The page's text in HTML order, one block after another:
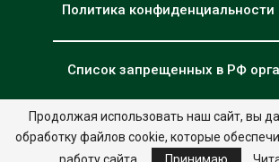
Политика
Список запрещенных в РФ
© 2026 - НИА "Экология". Все права защищены.
Продолжая использовать наш сайт, вы
обработку файлов cookie, которые